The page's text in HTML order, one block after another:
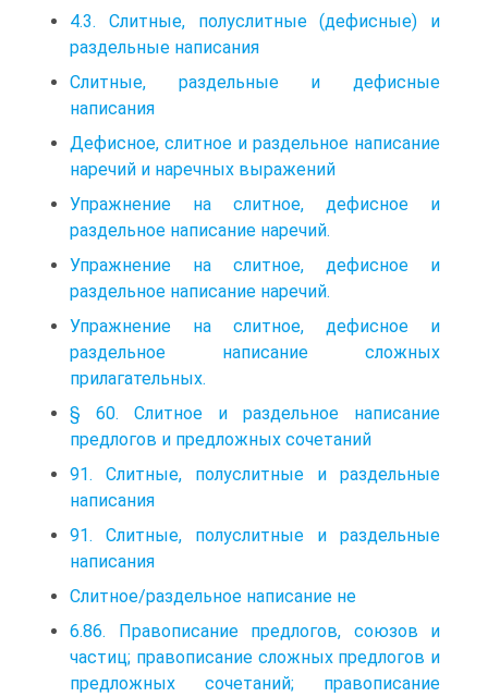
4.3. Слитные, полуслитные (дефисные) и
раздельные написания
Слитные, раздельные и дефисные
написания
Дефисное, слитное и раздельное написание
наречий и наречных выражений
Упражнение на слитное, дефисное и
раздельное написание наречий.
Упражнение на слитное, дефисное и
раздельное написание наречий.
Упражнение на слитное, дефисное и
раздельное написание сложных
прилагательных.
§ 60. Слитное и раздельное написание
предлогов и предложных сочетаний
91. Слитные, полуслитные и раздельные
написания
91. Слитные, полуслитные и раздельные
написания
Слитное/раздельное написание не
6.86. Правописание предлогов, союзов и
частиц; правописание сложных предлогов и
предложных сочетаний; правописание